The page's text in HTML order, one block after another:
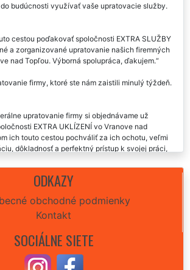
budúcnosti využívať vaše upratovacie služby.
cestou poďakovať spoločnosti EXTRA SLUŽBY
a zorganizované upratovanie našich firemných
nad Topľou. Výborná spolupráca, ďakujem.
firmy, ktoré ste nám zaistili minulý týždeň.
upratovanie firmy si objednávame už
EXTRA UKLÍZENÍ vo Vranove nad
ich touto cestou pochváliť za ich ochotu, veľmi
dôkladnosť a perfektný prístup k svojej práci,
firmy vo Vranove nad Topľou prebehlo bez
profesionálne služby. Ďakujeme.
sa dohodli, vrátane ceny. Vďaka.
ODKAZY
obchodné podmienky
Kontakt
SOCIÁLNE SIETE